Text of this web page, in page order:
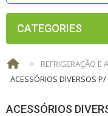
CATEGORIES
> REFRIGERAÇÃO E
ACESSÓRIOS DIVERSOS P/
ACESSÓRIOS